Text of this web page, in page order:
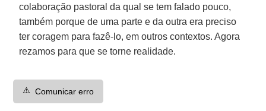
colaboração pastoral da qual se tem falado pouco,
também porque de uma parte e da outra era preciso
ter coragem para fazê-lo, em outros contextos. Agora
rezamos para que se torne realidade.
⚠️ Comunicar erro